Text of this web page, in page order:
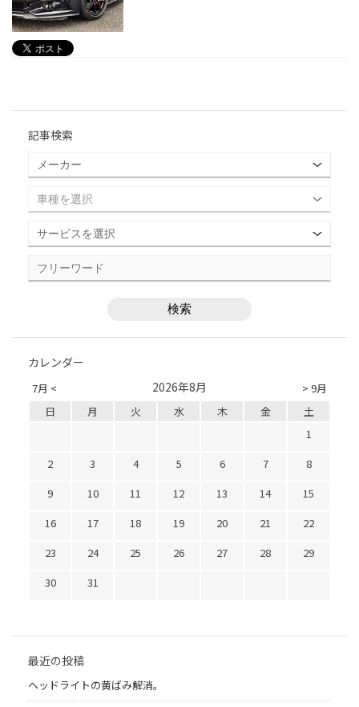
記事検索
カレンダー
7月 < > 9月
2026年8月
日 月 火 水 木 金
土
1
2
3 4 5 6 7
8
9
10 11 12 13 14
15
16
17 18 19 20 21
22
23
24 25 26 27 28
29
30
31
最近の投稿
ヘッドライトの黄ばみ解消。